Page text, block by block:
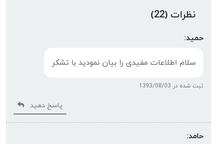
نظرات (22)
حمید:
سلام اطلاعات مفیدی را بیان نمودید با تشکر
ثبت شده در 1393/08/03
پاسخ دهید
حامد: